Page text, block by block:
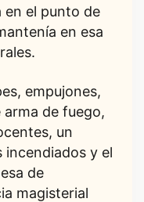
en el punto de
en esa
empujones,
de fuego,
un
incendiados y el
de
magisterial